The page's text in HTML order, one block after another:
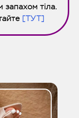
запахом тіла.
[ТУТ]